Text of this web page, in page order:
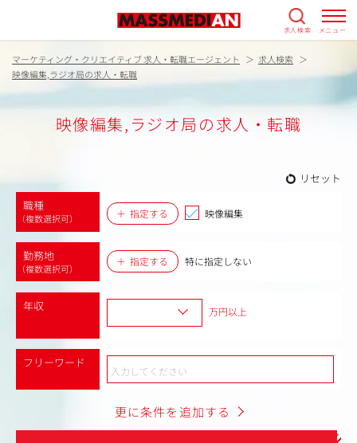
求人検索 メニュー
マーケティング・クリエイティブ 求人・転職エージェント
求人検索
映像編集,ラジオ局の求人・転職
映像編集,ラジオ局の求人・転職
リセット
職種
（複数選択可） 指定する 映像編集
勤務地
（複数選択可）
指定する 特に指定しない
年収 万円以上
フリーワード
更に条件を追加する